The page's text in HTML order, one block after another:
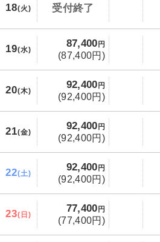
18(火) 受付終了
19(水)
87,400 円
(87,400円)
20(木)
92,400 円
(92,400円)
21(金)
92,400 円
(92,400円)
22(土)
92,400 円
(92,400円)
23(日)
77,400 円
(77,400円)